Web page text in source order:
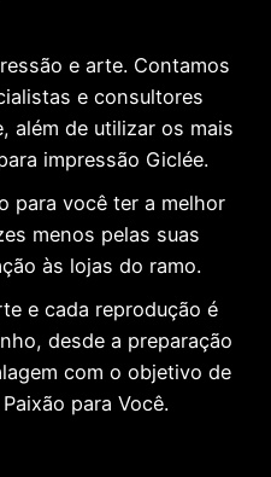
e arte. Contamos
e consultores
além de utilizar os mais
impressão Giclée.
para você ter a melhor
menos pelas suas
às lojas do ramo.
e cada reprodução é
desde a preparação
com o objetivo de
para Você.